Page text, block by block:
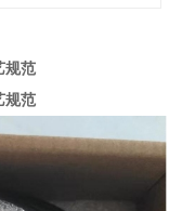
规范
规范